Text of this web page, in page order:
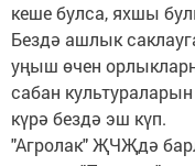
кеше булса, яхшы
Бездә ашлык
уңыш өчен
сабан
күрә бездә эш күп.
"Агролак" ҖЧҖдә